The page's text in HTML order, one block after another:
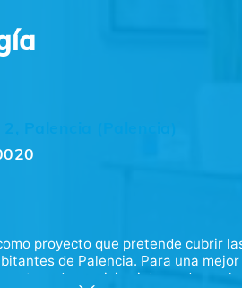
proyecto que pretende cubrir
de Palencia. Para una
de servicios integrada por